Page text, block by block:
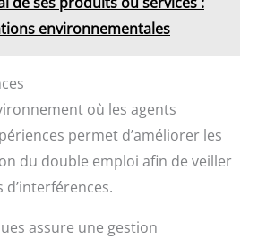
environnementales
où les agents
permet d’améliorer les
du double emploi afin de veiller
d’interférences.
assure une gestion